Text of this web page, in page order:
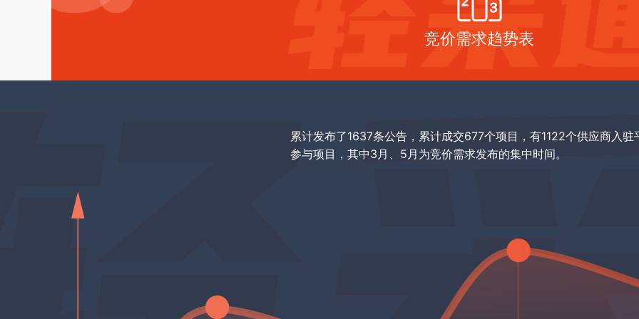
竞价需求趋势表
累计发布了1637条公告，累计成交677个项目，有1122个供应商入驻
参与项目，其中3月、5月为竞价需求发布的集中时间。